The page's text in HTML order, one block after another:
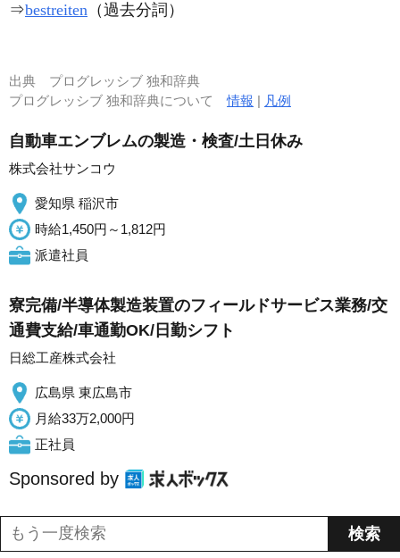
⇒bestreiten （過去分詞）
出典 プログレッシブ 独和辞典
プログレッシブ 独和辞典について情報 | 凡例
自動車エンブレムの製造・検査/土日休み
株式会社サンコウ
愛知県 稲沢市
時給1,450円～1,812円
派遣社員
寮完備/半導体製造装置のフィールドサービス業務/交
通費支給/車通勤OK/日勤シフト
日総工産株式会社
広島県 東広島市
月給33万2,000円
正社員
Sponsored by